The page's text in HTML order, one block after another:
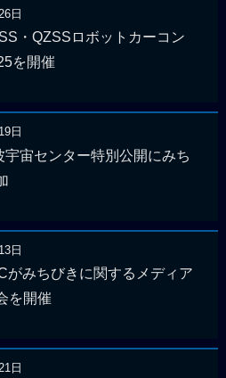
日
・QZSSロボットカーコン
を開催
日
宇宙センター特別公開にみち
日
がみちびきに関するメディア
を開催
日